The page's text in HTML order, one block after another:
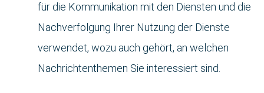
für die Kommunikation mit den Diensten und die
Nachverfolgung Ihrer Nutzung der Dienste
verwendet, wozu auch gehört, an welchen
Nachrichtenthemen Sie interessiert sind.